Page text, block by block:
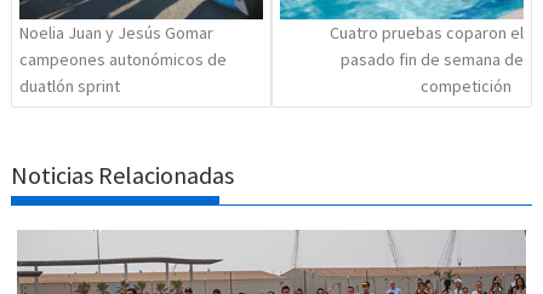
Noelia Juan y Jesús Gomar
campeones autonómicos de
duatlón sprint
Cuatro pruebas coparon el
pasado fin de semana de
competición
Noticias Relacionadas